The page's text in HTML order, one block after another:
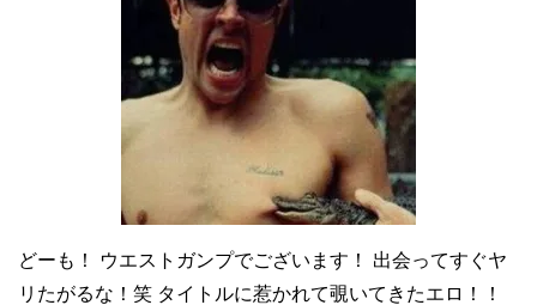
どーも！ ウエストガンプでございます！ 出会ってすぐヤ
リたがるな！笑 タイトルに惹かれて覗いてきたエロ！！